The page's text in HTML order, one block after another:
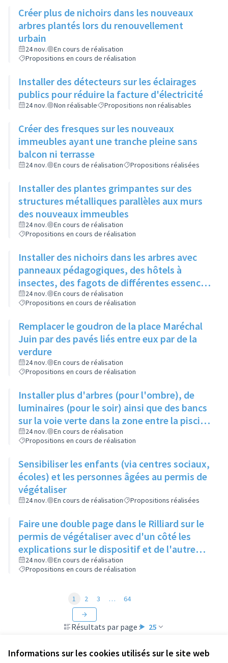
Informations sur les cookies utilisés sur le site web
Créer plus de nichoirs dans les nouveaux
arbres plantés lors du renouvellement
urbain
24 nov.
En cours de réalisation
Propositions en cours de réalisation
Installer des détecteurs sur les éclairages
publics pour réduire la facture d'électricité
24 nov. Non réalisable Propositions non réalisables
Créer des fresques sur les nouveaux
immeubles ayant une tranche pleine sans
balcon ni terrasse
24 nov. En cours de réalisation Propositions réalisées
Installer des plantes grimpantes sur des
structures métalliques parallèles aux murs
des nouveaux immeubles
24 nov.
En cours de réalisation
Propositions en cours de réalisation
Installer des nichoirs dans les arbres avec
panneaux pédagogiques, des hôtels à
insectes, des fagots de différentes essences
pour stimuler la biodiversité sur la place du
Château à la Roue
24 nov.
En cours de réalisation
Propositions en cours de réalisation
Remplacer le goudron de la place Maréchal
Juin par des pavés liés entre eux par de la
verdure
24 nov.
En cours de réalisation
Propositions en cours de réalisation
Installer plus d'arbres (pour l'ombre), de
luminaires (pour le soir) ainsi que des bancs
sur la voie verte dans la zone entre la piscine
et la rue de l'Industrie
24 nov.
En cours de réalisation
Propositions en cours de réalisation
Sensibiliser les enfants (via centres sociaux,
écoles) et les personnes âgées au permis de
végétaliser
24 nov. En cours de réalisation Propositions réalisées
Faire une double page dans le Rilliard sur le
permis de végétaliser avec d'un côté les
explications sur le dispositif et de l'autre
côté des exemples concrets de lieux à
investir
24 nov.
En cours de réalisation
Propositions en cours de réalisation
Résultats par page : 25
1 2 3 … 64